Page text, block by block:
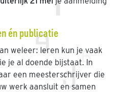
én publicatie
weleer: leren kun je vaak
je al doende bijstaat. In
een meesterschrijver die
werk aansluit en samen